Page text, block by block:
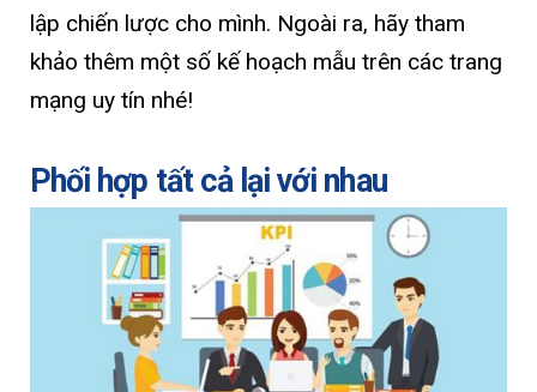
lập chiến lược cho mình. Ngoài ra, hãy tham
khảo thêm một số kế hoạch mẫu trên các trang
mạng uy tín nhé!
Phối hợp tất cả lại với nhau